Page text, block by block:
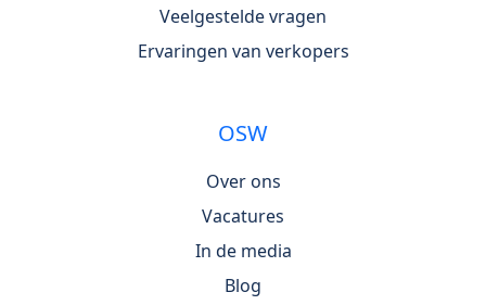
Veelgestelde vragen
Ervaringen van verkopers
OSW
Over ons
Vacatures
In de media
Blog